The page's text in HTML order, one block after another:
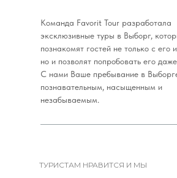
Команда Favorit Tour разработала
эксклюзивные туры в Выборг,
познакомят гостей не только с его
но и позволят попробовать его
С нами Ваше пребывание в
познавательным, насыщенным и
незабываемым.
ТУРИСТАМ НРАВИТСЯ И МЫ